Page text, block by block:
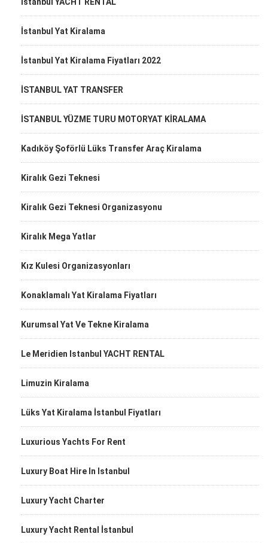
İstanbul Yat Kiralama
İstanbul Yat Kiralama Fiyatları 2022
İSTANBUL YAT TRANSFER
İSTANBUL YÜZME TURU MOTORYAT KİRALAMA
Kadıköy Şoförlü Lüks Transfer Araç Kiralama
Kiralık Gezi Teknesi
Kiralık Gezi Teknesi Organizasyonu
Kiralık Mega Yatlar
Kız Kulesi Organizasyonları
Konaklamalı Yat Kiralama Fiyatları
Kurumsal Yat Ve Tekne Kiralama
Le Meridien Istanbul YACHT RENTAL
Limuzin Kiralama
Lüks Yat Kiralama İstanbul Fiyatları
Luxurious Yachts For Rent
Luxury Boat Hire In Istanbul
Luxury Yacht Charter
Luxury Yacht Rental İstanbul